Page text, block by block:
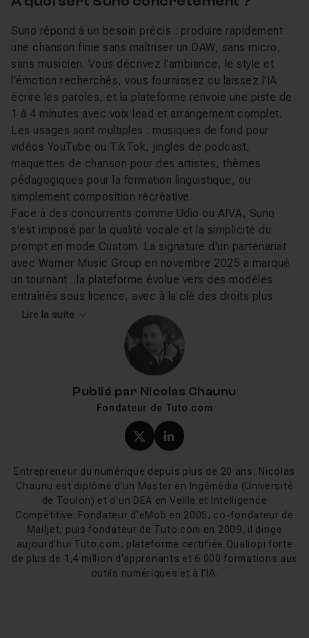
Suno répond à un besoin précis : produire rapidement
une chanson finie sans maîtriser un DAW, sans micro,
sans musicien. Vous décrivez l'ambiance, le style et
l'émotion recherchés, vous fournissez ou laissez l'IA
écrire les paroles, et la plateforme renvoie une piste de
1 à 4 minutes avec voix lead et arrangement complet.
Les usages sont multiples : musiques de fond pour
vidéos YouTube ou TikTok, jingles de podcast,
maquettes de chanson pour des artistes, thèmes
pédagogiques pour la formation linguistique, ou
simplement composition récréative.
Face à des concurrents comme Udio ou AIVA, Suno
s'est imposé par la qualité vocale et la simplicité du
prompt en mode Custom. La signature d'un partenariat
avec Warner Music Group en novembre 2025 a marqué
un tournant : la plateforme évolue vers des modèles
entraînés sous licence, avec à la clé des droits plus
clairs pour les usages commerciaux des abonnés
Ce que vous allez apprendre sur
Tuto.com
Nos cours Suno commencent par les fondamentaux :
créer un compte, comprendre le système de crédits,
écrire un premier prompt en mode Simple puis en mode
Custom. Vous apprendrez à structurer un prompt de
style efficace (genre, instrumentation, tempo, BPM,
ambiance vocale), à utiliser les balises de structure
[Verse],[Chorus] ,[Bridge]) et à exploiter la
fonction Extend pour dépasser la durée standard. Les
cours plus avancés couvrent l'utilisation de Voices pour
cloner votre voix, l'entraînement d'un Custom Model sur
votre catalogue, l'extraction de stems pour retravailler
Lire la suite
Publié par Nicolas Chaunu
Fondateur de Tuto.com
Profil X (twitter) de
Profil LinkedIn de
Entrepreneur du numérique depuis plus de 20 ans, Nicolas
Chaunu est diplômé d'un Master en Ingémédia (Université
de Toulon) et d'un DEA en Veille et Intelligence
Compétitive. Fondateur d'eMob en 2005, co-fondateur de
Mailjet, puis fondateur de Tuto.com en 2009, il dirige
aujourd'hui Tuto.com, plateforme certifiée Qualiopi forte
de plus de 1,4 million d'apprenants et 6 000 formations aux
outils numériques et à l'IA.